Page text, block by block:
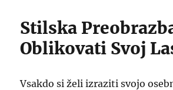
Stilska
Oblikovati Svoj
Vsakdo si želi izraziti svojo